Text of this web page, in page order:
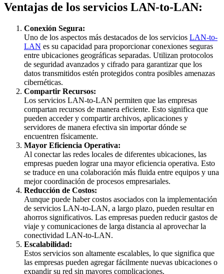
Ventajas de los servicios LAN-to-LAN:
Conexión Segura:
Uno de los aspectos más destacados de los servicios LAN-to-
LAN es su capacidad para proporcionar conexiones seguras
entre ubicaciones geográficas separadas. Utilizan protocolos
de seguridad avanzados y cifrado para garantizar que los
datos transmitidos estén protegidos contra posibles amenazas
cibernéticas.
Compartir Recursos:
Los servicios LAN-to-LAN permiten que las empresas
compartan recursos de manera eficiente. Esto significa que
pueden acceder y compartir archivos, aplicaciones y
servidores de manera efectiva sin importar dónde se
encuentren físicamente.
Mayor Eficiencia Operativa:
Al conectar las redes locales de diferentes ubicaciones, las
empresas pueden lograr una mayor eficiencia operativa. Esto
se traduce en una colaboración más fluida entre equipos y una
mejor coordinación de procesos empresariales.
Reducción de Costos:
Aunque puede haber costos asociados con la implementación
de servicios LAN-to-LAN, a largo plazo, pueden resultar en
ahorros significativos. Las empresas pueden reducir gastos de
viaje y comunicaciones de larga distancia al aprovechar la
conectividad LAN-to-LAN.
Escalabilidad:
Estos servicios son altamente escalables, lo que significa que
las empresas pueden agregar fácilmente nuevas ubicaciones o
expandir su red sin mayores complicaciones.